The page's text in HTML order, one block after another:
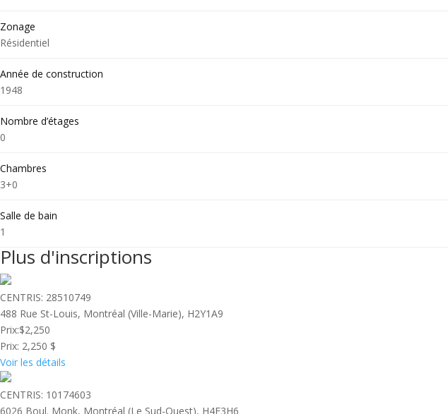
Zonage
Résidentiel
Année de construction
1948
Nombre d’étages
0
Chambres
3+0
Salle de bain
1
Plus d'inscriptions
CENTRIS: 28510749
488 Rue St-Louis, Montréal (Ville-Marie), H2Y1A9
Prix:$2,250
Prix: 2,250 $
Voir les détails
CENTRIS: 10174603
6026 Boul. Monk, Montréal (Le Sud-Ouest), H4E3H6